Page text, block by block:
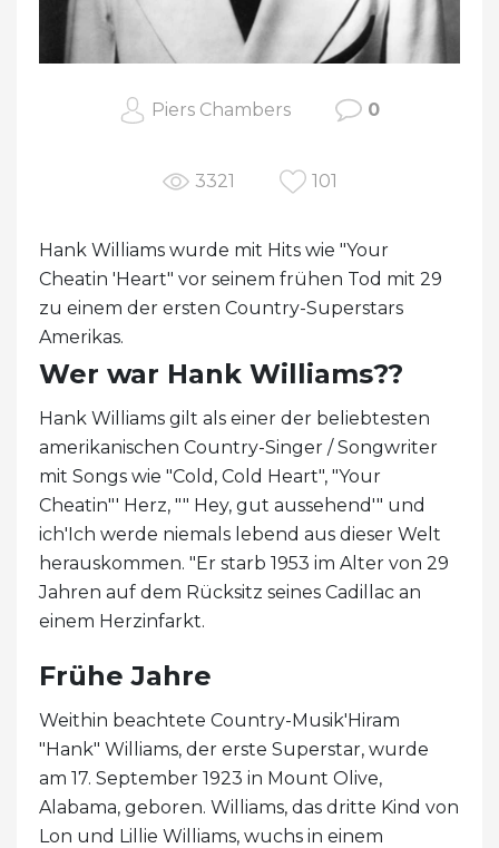
Piers Chambers 0
3321 101
Hank Williams wurde mit Hits wie "Your
Cheatin 'Heart" vor seinem frühen Tod mit 29
zu einem der ersten Country-Superstars
Amerikas.
Wer war Hank Williams??
Hank Williams gilt als einer der beliebtesten
amerikanischen Country-Singer / Songwriter
mit Songs wie "Cold, Cold Heart", "Your
Cheatin"' Herz, "" Hey, gut aussehend'" und
ich'Ich werde niemals lebend aus dieser Welt
herauskommen. "Er starb 1953 im Alter von 29
Jahren auf dem Rücksitz seines Cadillac an
einem Herzinfarkt.
Frühe Jahre
Weithin beachtete Country-Musik'Hiram
"Hank" Williams, der erste Superstar, wurde
am 17. September 1923 in Mount Olive,
Alabama, geboren. Williams, das dritte Kind von
Lon und Lillie Williams, wuchs in einem